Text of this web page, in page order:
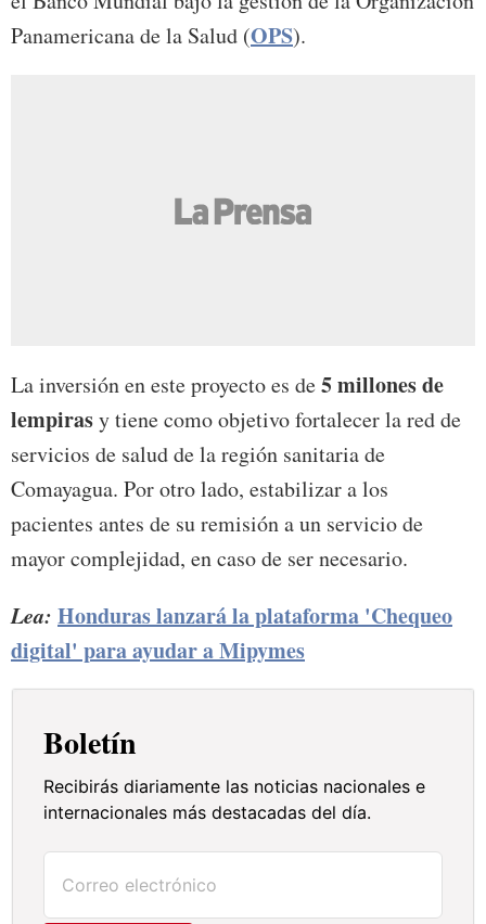
Panamericana de la Salud (OPS).
La inversión en este proyecto es de5 millones de
lempirasy tiene como objetivo fortalecer la red de
servicios de salud de la región sanitaria de
Comayagua. Por otro lado, estabilizar a los
pacientes antes de su remisión a un servicio de
mayor complejidad, en caso de ser necesario.
Lea: Honduras lanzará la plataforma 'Chequeo
digital' para ayudar a Mipymes
Boletín
Recibirás diariamente las noticias nacionales e
internacionales más destacadas del día.